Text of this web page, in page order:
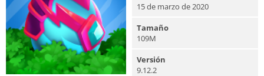
15 de marzo de 2020
Tamaño
109M
Versión
9.12.2